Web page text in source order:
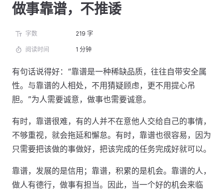
做事靠谱，不推诿
字数 219 字
阅读时间 1 分钟
有句话说得好：“靠谱是一种稀缺品质，往往自带安全属
性。与靠谱的人相处，不用猜疑顾虑，更不用提心吊
胆。”为人需要诚意，做事也需要诚意。
有时，靠谱很难，有的人并不在意他人交给自己的事情，
不够重视，就会拖延和懈怠。有时，靠谱也很容易，因为
只需要把该做的事做好，把该完成的任务完成好就可以。
靠谱，发展的是信用；靠谱，积累的是机会。靠谱的人，
做人有德行，做事有担当。因此，当一个好的机会来临